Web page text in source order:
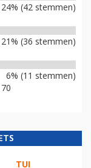
24% (42 stemmen)
21% (36 stemmen)
6% (11 stemmen)
TUI